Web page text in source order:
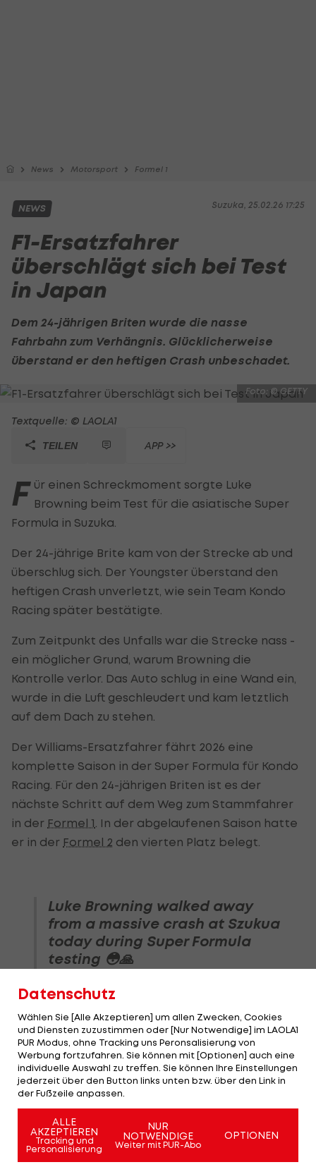
News Motorsport Formel 1
Suzuka, 25.02.26 17:25
NEWS
F1-Ersatzfahrer
überschlägt sich bei Test
in Japan
Dem 24-jährigen Briten wurde die nasse
Fahrbahn zum Verhängnis. Glücklicherweise
überstand er den heftigen Crash unbeschadet.
Foto: © GETTY
Textquelle: © LAOLA1
TEILEN APP >>
F ür einen Schreckmoment sorgte Luke
Browning beim Test für die asiatische Super
Formula in Suzuka.
Der 24-jährige Brite kam von der Strecke ab und
überschlug sich. Der Youngster überstand den
heftigen Crash unverletzt, wie sein Team Kondo
Racing später bestätigte.
Zum Zeitpunkt des Unfalls war die Strecke nass -
ein möglicher Grund, warum Browning die
Kontrolle verlor. Das Auto schlug in eine Wand ein,
wurde in die Luft geschleudert und kam letztlich
auf dem Dach zu stehen.
Der Williams-Ersatzfahrer fährt 2026 eine
komplette Saison in der Super Formula für Kondo
Racing. Für den 24-jährigen Briten ist es der
nächste Schritt auf dem Weg zum Stammfahrer
in der Formel 1 . In der abgelaufenen Saison hatte
er in der Formel 2 den vierten Platz belegt.
Luke Browning walked away
from a massive crash at Szukua
today during Super Formula
testing 😳🙏
— Autosport (@autosport)
2026
Vor Saisonstart:
Formel 1
Datenschutz
Wählen Sie [Alle Akzeptieren] um allen Zwecken, Cookies
und Diensten zuzustimmen oder [Nur Notwendige] im LAOLA1
PUR Modus, ohne Tracking uns Peronsalisierung von
Werbung fortzufahren. Sie können mit [Optionen] auch eine
individuelle Auswahl zu treffen. Sie können Ihre Einstellungen
jederzeit über den Button links unten bzw. über den Link in
der Fußzeile anpassen.
ALLE
AKZEPTIEREN
Tracking und
Personalisierung
NUR
NOTWENDIGE
Weiter mit PUR-Abo
OPTIONEN